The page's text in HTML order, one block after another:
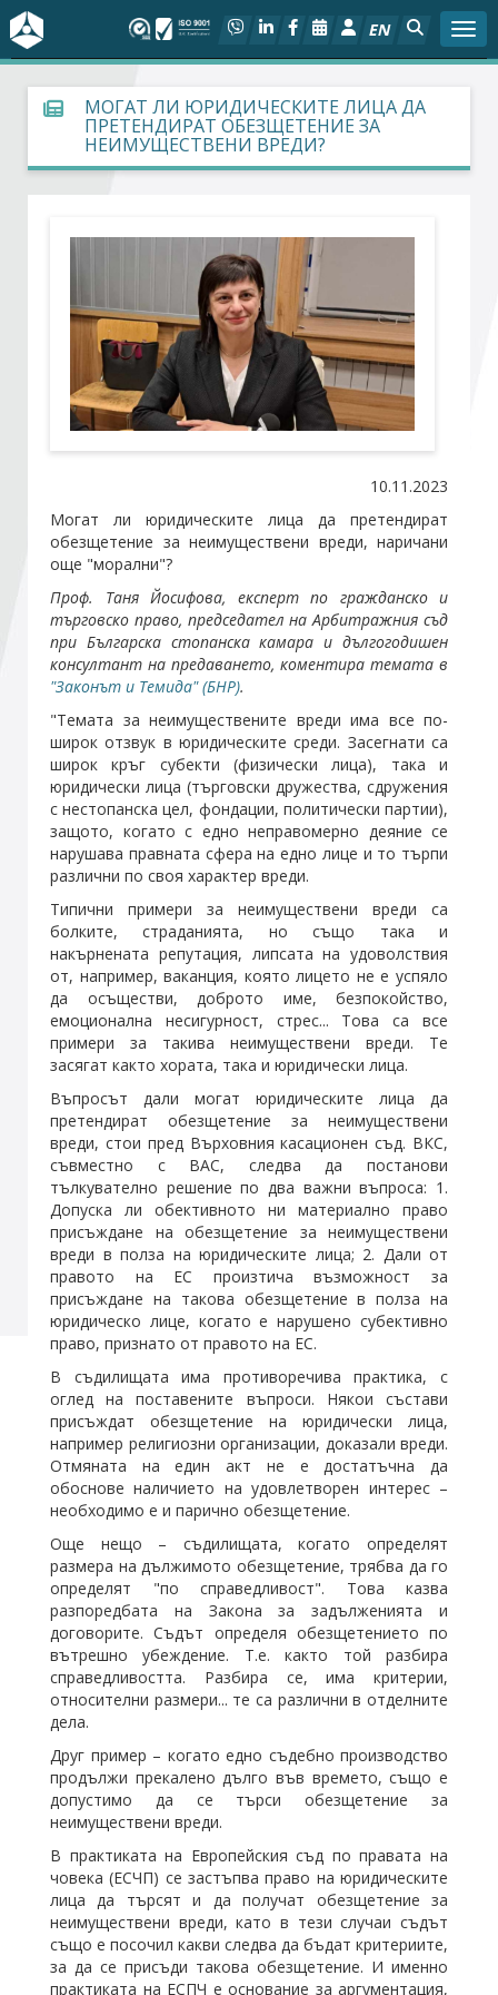
EN
За БСК
На фокус
Дейности
Арбитражен съд
Стани член
Абонирайте се!
МОГАТ ЛИ ЮРИДИЧЕСКИТЕ ЛИЦА ДА
ПРЕТЕНДИРАТ ОБЕЗЩЕТЕНИЕ ЗА
НЕИМУЩЕСТВЕНИ ВРЕДИ?
10.11.2023
Могат ли юридическите лица да претендират
обезщетение за неимуществени вреди, наричани
още "морални"?
Проф. Таня Йосифова, експерт по гражданско и
търговско право, председател на Арбитражния съд
при Българска стопанска камара и дългогодишен
консултант на предаването, коментира темата в
"Законът и Темида" (БНР).
"Темата за неимуществените вреди има все по-
широк отзвук в юридическите среди. Засегнати са
широк кръг субекти (физически лица), така и
юридически лица (търговски дружества, сдружения
с нестопанска цел, фондации, политически партии),
защото, когато с едно неправомерно деяние се
нарушава правната сфера на едно лице и то търпи
различни по своя характер вреди.
Типични примери за неимуществени вреди са
болките, страданията, но също така и
накърнената репутация, липсата на удоволствия
от, например, ваканция, която лицето не е успяло
да осъществи, доброто име, безпокойство,
емоционална несигурност, стрес... Това са все
примери за такива неимуществени вреди. Те
засягат както хората, така и юридически лица.
Въпросът дали могат юридическите лица да
претендират обезщетение за неимуществени
вреди, стои пред Върховния касационен съд. ВКС,
съвместно с ВАС, следва да постанови
тълкувателно решение по два важни въпроса: 1.
Допуска ли обективното ни материално право
присъждане на обезщетение за неимуществени
вреди в полза на юридическите лица; 2. Дали от
правото на ЕС произтича възможност за
присъждане на такова обезщетение в полза на
юридическо лице, когато е нарушено субективно
право, признато от правото на ЕС.
В съдилищата има противоречива практика, с
оглед на поставените въпроси. Някои състави
присъждат обезщетение на юридически лица,
например религиозни организации, доказали вреди.
Отмяната на един акт не е достатъчна да
обоснове наличието на удовлетворен интерес –
необходимо е и парично обезщетение.
Още нещо – съдилищата, когато определят
размера на дължимото обезщетение, трябва да го
определят "по справедливост". Това казва
разпоредбата на Закона за задълженията и
договорите. Съдът определя обезщетението по
вътрешно убеждение. Т.е. както той разбира
справедливостта. Разбира се, има критерии,
относителни размери... те са различни в отделните
дела.
Друг пример – когато едно съдебно производство
продължи прекалено дълго във времето, също е
допустимо да се търси обезщетение за
неимуществени вреди.
В практиката на Европейския съд по правата на
човека (ЕСЧП) се застъпва право на юридическите
лица да търсят и да получат обезщетение за
неимуществени вреди, като в тези случаи съдът
също е посочил какви следва да бъдат критериите,
за да се присъди такова обезщетение. И именно
практиката на ЕСПЧ е основание за аргументация,